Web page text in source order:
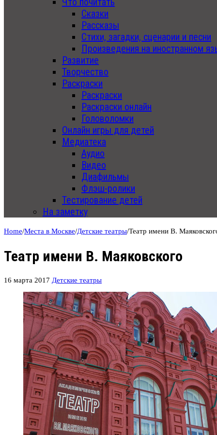
Сказки
Рассказы
Стихи, загадки, сценарии и песни
Произведения на иностранном
Развитие
Творчество
Раскраски
Раскраски
Раскраски онлайн
Головоломки
Онлайн игры для детей
Медиатека
Аудио
Видео
Диафильмы
Флэш-ролики
Тестирование детей
На заметку
Home/Места в Москве/Детские театры/Театр имени В.
Театр имени В. Маяковского
16 марта 2017 Детские театры